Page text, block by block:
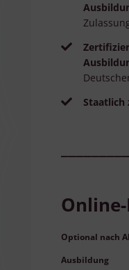
Staatlich
Optional nach
Ausbildung